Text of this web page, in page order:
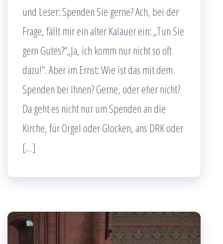
und Leser: Spenden Sie gerne? Ach, bei der
Frage, fällt mir ein alter Kalauer ein: „Tun Sie
gern Gutes?“„Ja, ich komm nur nicht so oft
dazu!“. Aber im Ernst: Wie ist das mit dem
Spenden bei Ihnen? Gerne, oder eher nicht?
Da geht es nicht nur um Spenden an die
Kirche, für Orgel oder Glocken, ans DRK oder
[…]